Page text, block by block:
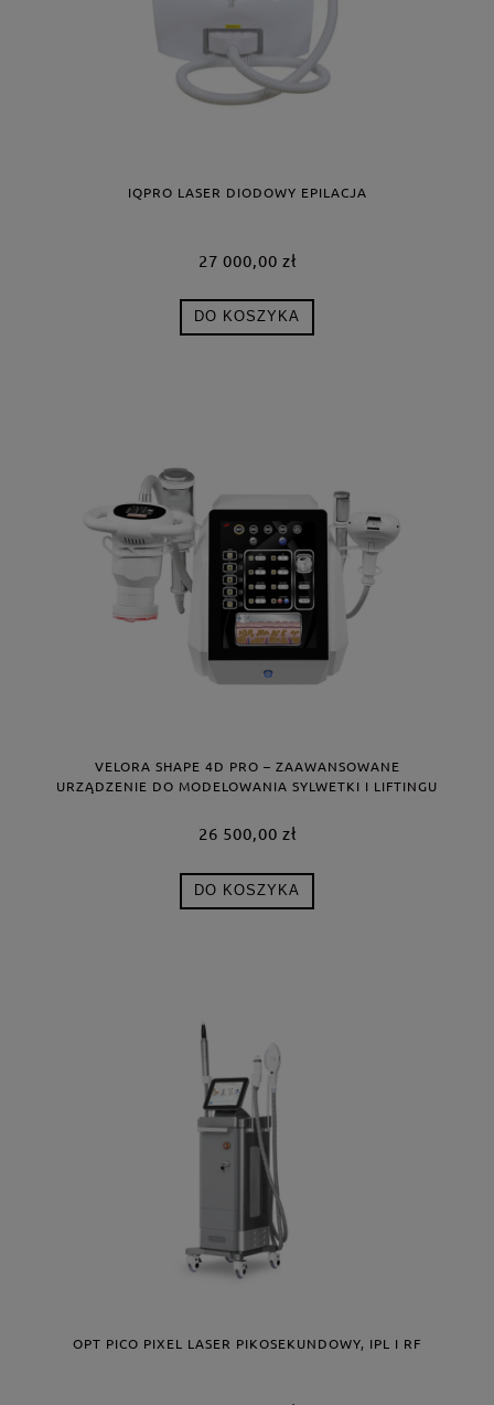
IQPRO LASER DIODOWY EPILACJA
27 000,00 zł
DO KOSZYKA
VELORA SHAPE 4D PRO – ZAAWANSOWANE
URZĄDZENIE DO MODELOWANIA SYLWETKI I LIFTINGU
26 500,00 zł
DO KOSZYKA
OPT PICO PIXEL LASER PIKOSEKUNDOWY, IPL I RF